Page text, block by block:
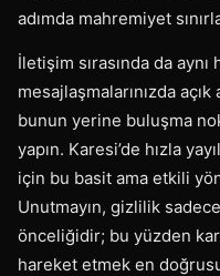
adımda mahremiyet
İletişim sırasında da
mesajlaşmalarınızda
bunun yerine buluşma
yapın. Karesi’de hızla
için bu basit ama etkili
Unutmayın, gizlilik
önceliğidir; bu yüzden
hareket etmek en